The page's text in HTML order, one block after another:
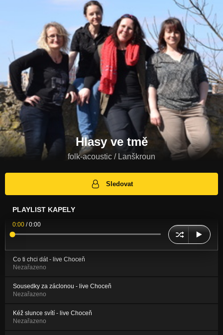
Hlasy ve tmě
folk-acoustic / Lanškroun
Sledovat
PLAYLIST KAPELY
0:00 /0:00
Co ti chci dát - live Choceň
Nezařazeno
Sousedky za záclonou - live Choceň
Nezařazeno
Kéž slunce svítí - live Choceň
Nezařazeno